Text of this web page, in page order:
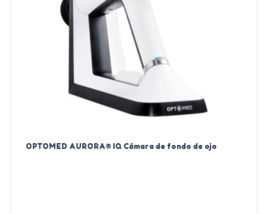
OPTOMED AURORA® IQ Cámara de fondo de ojo